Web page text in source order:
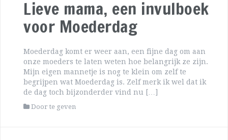
Lieve mama, een invulboek
voor Moederdag
Moederdag komt er weer aan, een fijne dag om aan
onze moeders te laten weten hoe belangrijk ze zijn.
Mijn eigen mannetje is nog te klein om zelf te
begrijpen wat Moederdag is. Zelf merk ik wel dat ik
de dag toch bijzonderder vind nu […]
Door te geven